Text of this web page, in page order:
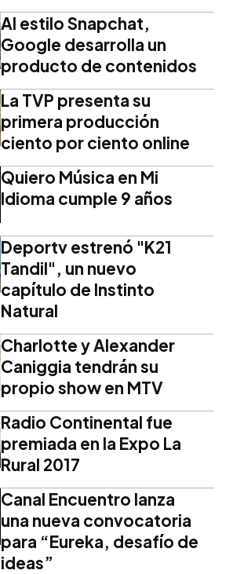
Al estilo Snapchat,
Google desarrolla un
producto de contenidos
La TVP presenta su
primera producción
ciento por ciento online
Quiero Música en Mi
Idioma cumple 9 años
Deportv estrenó "K21
Tandil", un nuevo
capítulo de Instinto
Natural
Charlotte y Alexander
Caniggia tendrán su
propio show en MTV
Radio Continental fue
premiada en la Expo La
Rural 2017
Canal Encuentro lanza
una nueva convocatoria
para “Eureka, desafío de
ideas”